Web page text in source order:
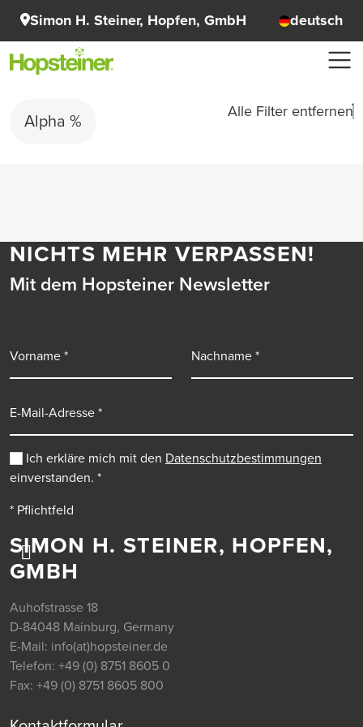
Simon H. Steiner, Hopfen, GmbH deutsch
Alpha %
Alle Filter entfernen
SIMON H. STEINER, HOPFEN,
GMBH
Auhofstrasse 18
D-84048 Mainburg, Germany
E-Mail: info(at)hopsteiner.de
Telefon: +49 (0) 8751 8605 0
Fax: +49 (0) 8751 8605 800
NICHTS MEHR VERPASSEN!
Mit dem Hopsteiner Newsletter
Ich erkläre mich mit den Datenschutzbestimmungen
einverstanden. *
* Pflichtfeld